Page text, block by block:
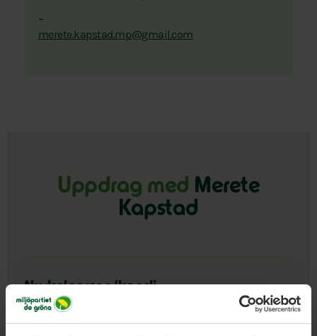
–
merete.kapstad.mp@gmail.com
Uppdrag med Merete
Kapstad
Nyckelperson/kansli
Göteborg
Alva Bergström Cornelia Wennberg
Joakim Larsson